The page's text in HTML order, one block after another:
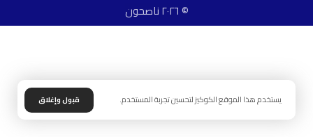
© ٢٠٢٦ ناصحون
يستخدم هذا الموقع الكوكيز لتحسين تجربة المستخدم. قبول وإغلاق